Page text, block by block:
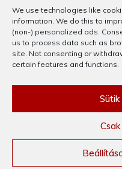
We use technologies like
information. We do this to
(non-) personalized ads.
us to process data such as
site. Not consenting or
certain features and functions.
Partnerünk
KÖSZÖNJÜK
THEME: